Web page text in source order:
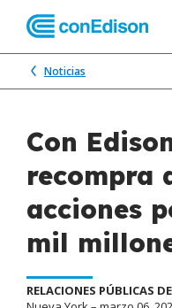
Noticias
Con
recompra
acciones
mil
RELACIONES PÚBLICAS